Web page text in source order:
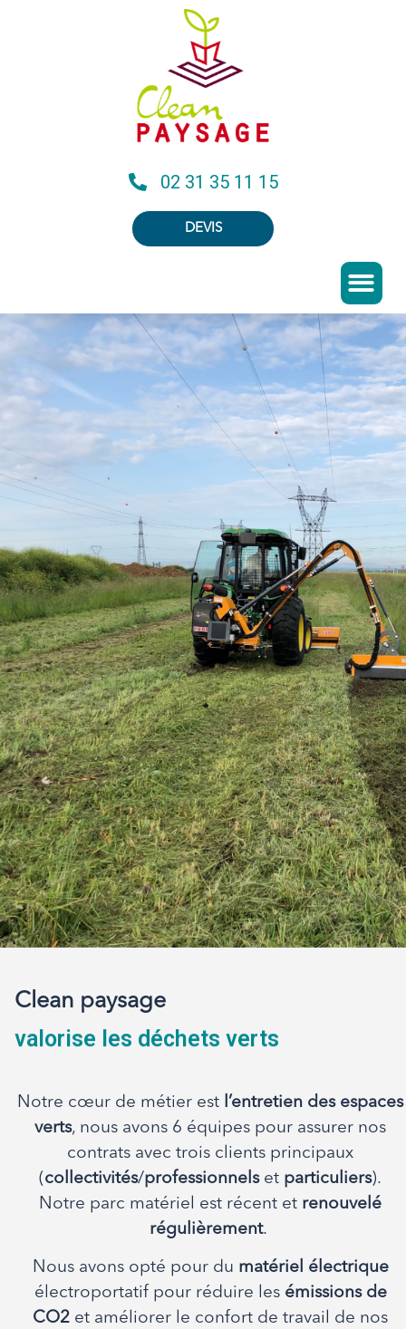
02 31 35 11 15
DEVIS
Clean paysage
valorise les déchets verts
Notre cœur de métier est l’entretien des espaces
verts, nous avons 6 équipes pour assurer nos
contrats avec trois clients principaux
(collectivités/professionnelset particuliers).
Notre parc matériel est récent et renouvelé
régulièrement.
Nous avons opté pour du matériel électrique
électroportatif pour réduire les émissions de
CO2 et améliorer le confort de travail de nos